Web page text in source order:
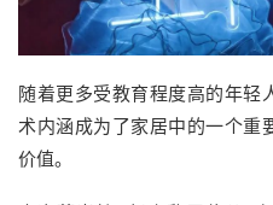
随着更多受教育程度高的年轻
术内涵成为了家居中的一个重
价值。